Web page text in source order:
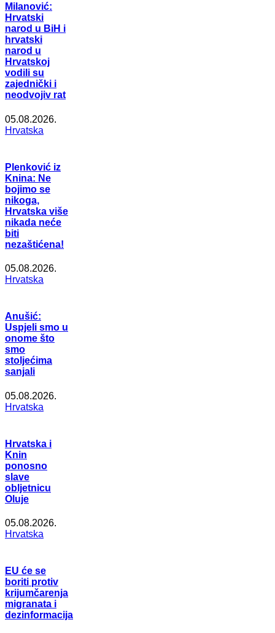
Milanović:
Hrvatski
narod u BiH i
hrvatski
narod u
Hrvatskoj
vodili su
zajednički i
neodvojiv rat
05.08.2026.
Hrvatska
Plenković iz
Knina: Ne
bojimo se
nikoga,
Hrvatska više
nikada neće
biti
nezaštićena!
05.08.2026.
Hrvatska
Anušić:
Uspjeli smo u
onome što
smo
stoljećima
sanjali
05.08.2026.
Hrvatska
Hrvatska i
Knin
ponosno
slave
obljetnicu
Oluje
05.08.2026.
Hrvatska
EU će se
boriti protiv
krijumčarenja
migranata i
dezinformacija